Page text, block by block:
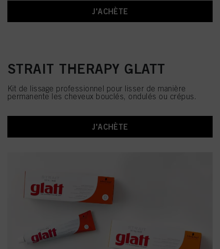
J'ACHÈTE
STRAIT THERAPY GLATT
Kit de lissage professionnel pour lisser de manière
permanente les cheveux bouclés, ondulés ou crépus.
J'ACHÈTE